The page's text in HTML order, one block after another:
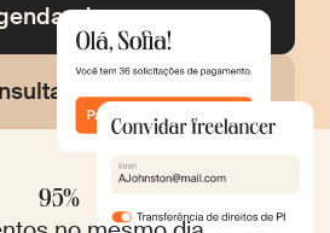
demo
preços
95%